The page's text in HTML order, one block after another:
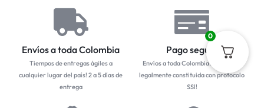
Envíos a toda Colombia
Tiempos de entregas ágiles a
cualquier lugar del país! 2 a 5 días de
entrega
Pago seguro
Envíos a toda Colombia... Empresa
legalmente constituida con protocolo
SSl!
0